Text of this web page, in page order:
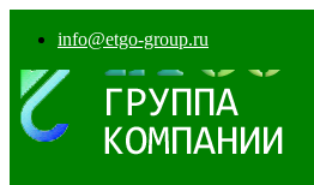
info@etgo-group.ru